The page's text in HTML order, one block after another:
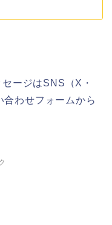
ージはSNS（X・
わせフォームから